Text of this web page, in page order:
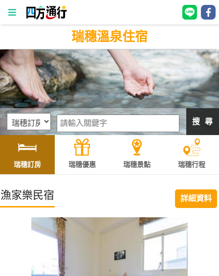
四
方
通
行
訂
房
灣
訂
房
直接跟飯店訂房HOT
瑞穗溫泉住宿
搜 尋
瑞穗訂房 瑞穗優惠 瑞穗景點 瑞穗行程
漁家樂民宿 詳細資料